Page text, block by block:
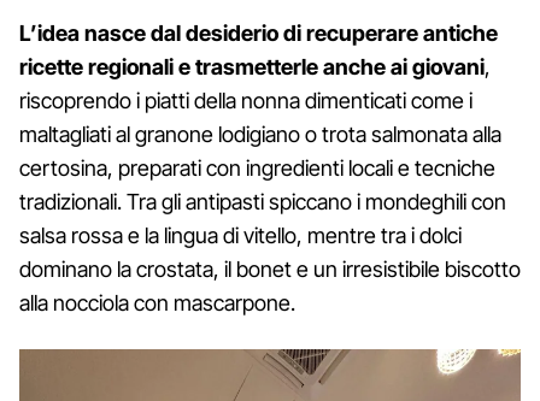
L’idea nasce dal desiderio di recuperare antiche
ricette regionali e trasmetterle anche ai giovani,
riscoprendo i piatti della nonna dimenticati come i
maltagliati al granone lodigiano o trota salmonata alla
certosina, preparati con ingredienti locali e tecniche
tradizionali. Tra gli antipasti spiccano i mondeghili con
salsa rossa e la lingua di vitello, mentre tra i dolci
dominano la crostata, il bonet e un irresistibile biscotto
alla nocciola con mascarpone.